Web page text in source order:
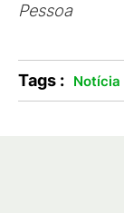
Pessoa
Tags : Notícia